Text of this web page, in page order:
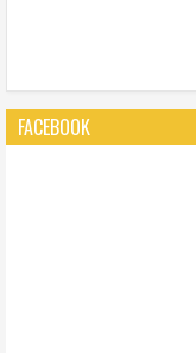
FACEBOOK